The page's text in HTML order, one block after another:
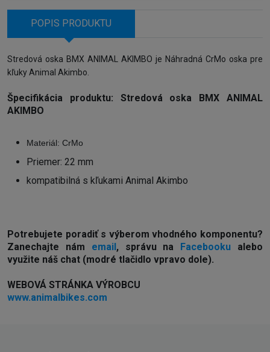
POPIS PRODUKTU
Stredová oska BMX ANIMAL AKIMBO je Náhradná CrMo oska pre
kľuky Animal Akimbo.
Špecifikácia produktu: Stredová oska BMX ANIMAL
AKIMBO
Materiál: CrMo
Priemer: 22 mm
kompatibilná s kľukami Animal Akimbo
Potrebujete poradiť s výberom vhodného komponentu?
Zanechajte nám email, správu na Facebooku alebo
využite náš chat (modré tlačidlo vpravo dole).
WEBOVÁ STRÁNKA VÝROBCU
www.animalbikes.com